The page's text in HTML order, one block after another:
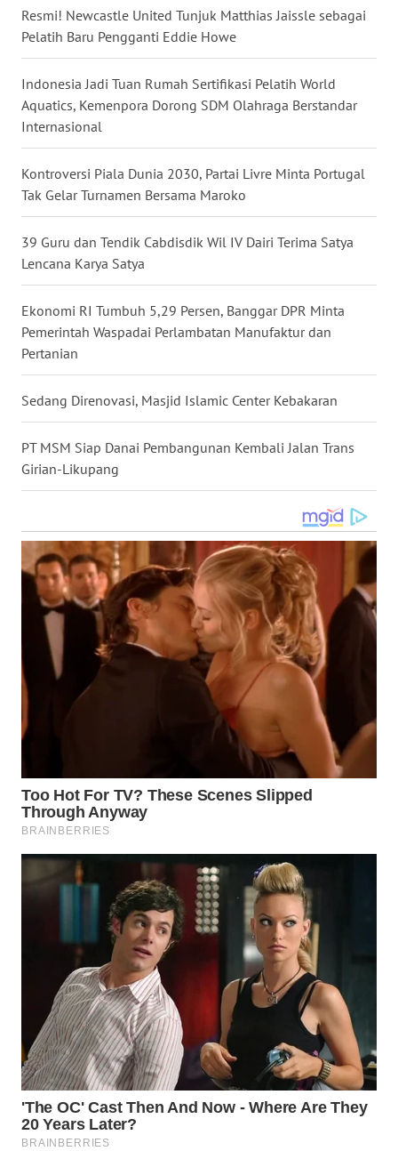
Resmi! Newcastle United Tunjuk Matthias Jaissle sebagai
Pelatih Baru Pengganti Eddie Howe
Indonesia Jadi Tuan Rumah Sertifikasi Pelatih World
Aquatics, Kemenpora Dorong SDM Olahraga Berstandar
Internasional
Kontroversi Piala Dunia 2030, Partai Livre Minta Portugal
Tak Gelar Turnamen Bersama Maroko
39 Guru dan Tendik Cabdisdik Wil IV Dairi Terima Satya
Lencana Karya Satya
Ekonomi RI Tumbuh 5,29 Persen, Banggar DPR Minta
Pemerintah Waspadai Perlambatan Manufaktur dan
Pertanian
Sedang Direnovasi, Masjid Islamic Center Kebakaran
PT MSM Siap Danai Pembangunan Kembali Jalan Trans
Girian-Likupang
WN
NUSANTARA
WN
JOGJA
WN
JATIM
WN
BALI
WN
KALBAR
WN
WN
KALTIM
WN
SULSEL
WN
GORONTALO
WN
MALUKU
WN
DANAU
TOBA
WN
NIAS